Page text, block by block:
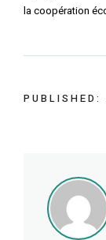
la coopération